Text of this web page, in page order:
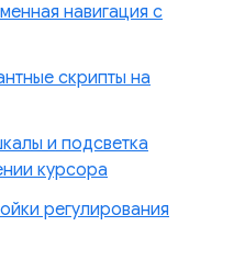
навигация с
скрипты на
и подсветка
курсора
регулирования